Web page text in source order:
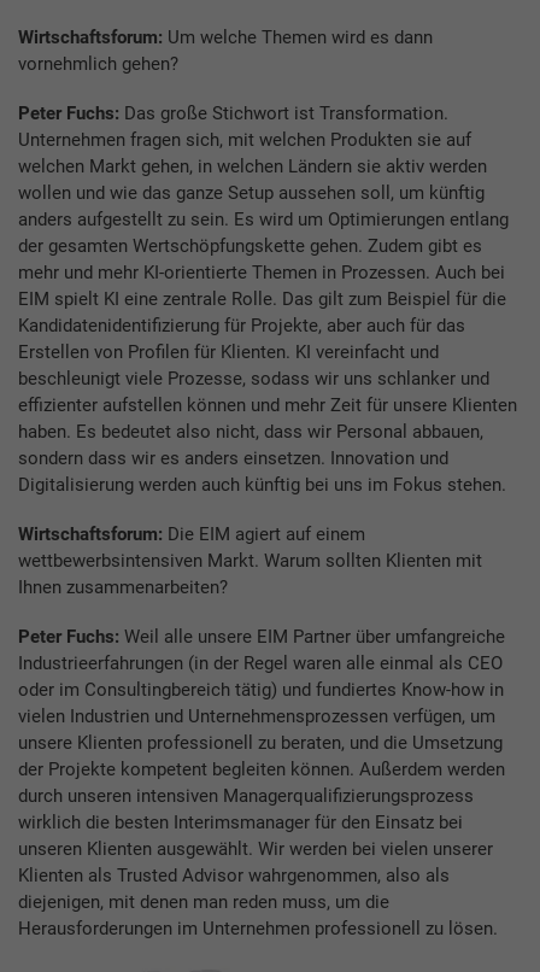
Wirtschaftsforum: Um welche Themen wird es dann
vornehmlich gehen?
Peter Fuchs: Das große Stichwort ist Transformation.
Unternehmen fragen sich, mit welchen Produkten sie auf
welchen Markt gehen, in welchen Ländern sie aktiv werden
wollen und wie das ganze Setup aussehen soll, um künftig
anders aufgestellt zu sein. Es wird um Optimierungen entlang
der gesamten Wertschöpfungskette gehen. Zudem gibt es
mehr und mehr KI-orientierte Themen in Prozessen. Auch bei
EIM spielt KI eine zentrale Rolle. Das gilt zum Beispiel für die
Kandidatenidentifizierung für Projekte, aber auch für das
Erstellen von Profilen für Klienten. KI vereinfacht und
beschleunigt viele Prozesse, sodass wir uns schlanker und
effizienter aufstellen können und mehr Zeit für unsere Klienten
haben. Es bedeutet also nicht, dass wir Personal abbauen,
sondern dass wir es anders einsetzen. Innovation und
Digitalisierung werden auch künftig bei uns im Fokus stehen.
Wirtschaftsforum: Die EIM agiert auf einem
wettbewerbsintensiven Markt. Warum sollten Klienten mit
Ihnen zusammenarbeiten?
Peter Fuchs: Weil alle unsere EIM Partner über umfangreiche
Indus­trieerfahrungen (in der Regel waren alle einmal als CEO
oder im Consultingbereich tätig) und fundiertes Know-how in
vielen Industrien und Unternehmensprozessen verfügen, um
unsere Klienten professionell zu beraten, und die Umsetzung
der Projekte kompetent begleiten können. Außerdem werden
durch unseren intensiven Managerqualifizierungsprozess
wirklich die besten Interimsmanager für den Einsatz bei
unseren Klienten ausgewählt. Wir werden bei vielen unserer
Klienten als Trusted Advisor wahrgenommen, also als
diejenigen, mit denen man reden muss, um die
Herausforderungen im Unternehmen professionell zu lösen.